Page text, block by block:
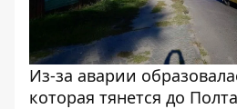
Из-за аварии
которая тянется до